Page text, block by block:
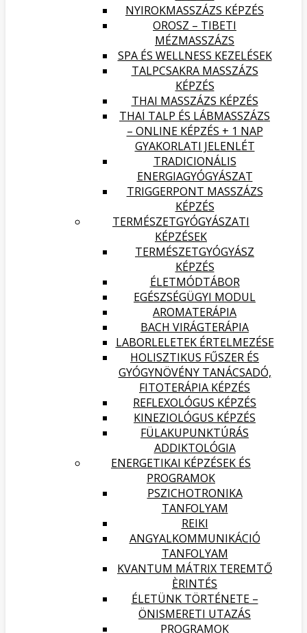
NYIROKMASSZÁZS KÉPZÉS
OROSZ – TIBETI
MÉZMASSZÁZS
SPA ÉS WELLNESS KEZELÉSEK
TALPCSAKRA MASSZÁZS
KÉPZÉS
THAI MASSZÁZS KÉPZÉS
THAI TALP ÉS LÁBMASSZÁZS
– ONLINE KÉPZÉS + 1 NAP
GYAKORLATI JELENLÉT
TRADICIONÁLIS
ENERGIAGYÓGYÁSZAT
TRIGGERPONT MASSZÁZS
KÉPZÉS
TERMÉSZETGYÓGYÁSZATI
KÉPZÉSEK
TERMÉSZETGYÓGYÁSZ
KÉPZÉS
ÉLETMÓDTÁBOR
EGÉSZSÉGÜGYI MODUL
AROMATERÁPIA
BACH VIRÁGTERÁPIA
LABORLELETEK ÉRTELMEZÉSE
HOLISZTIKUS FŰSZER ÉS
GYÓGYNÖVÉNY TANÁCSADÓ,
FITOTERÁPIA KÉPZÉS
REFLEXOLÓGUS KÉPZÉS
KINEZIOLÓGUS KÉPZÉS
FÜLAKUPUNKTÚRÁS
ADDIKTOLÓGIA
ENERGETIKAI KÉPZÉSEK ÉS
PROGRAMOK
PSZICHOTRONIKA
TANFOLYAM
REIKI
ANGYALKOMMUNIKÁCIÓ
TANFOLYAM
KVANTUM MÁTRIX TEREMTŐ
ÈRINTÉS
ÉLETÜNK TÖRTÉNETE –
ÖNISMERETI UTAZÁS
PROGRAMOK